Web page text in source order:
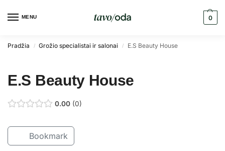
MENU 0
Pradžia / Grožio specialistai ir salonai / E.S Beauty House
E.S Beauty House
0.00 0
Bookmark